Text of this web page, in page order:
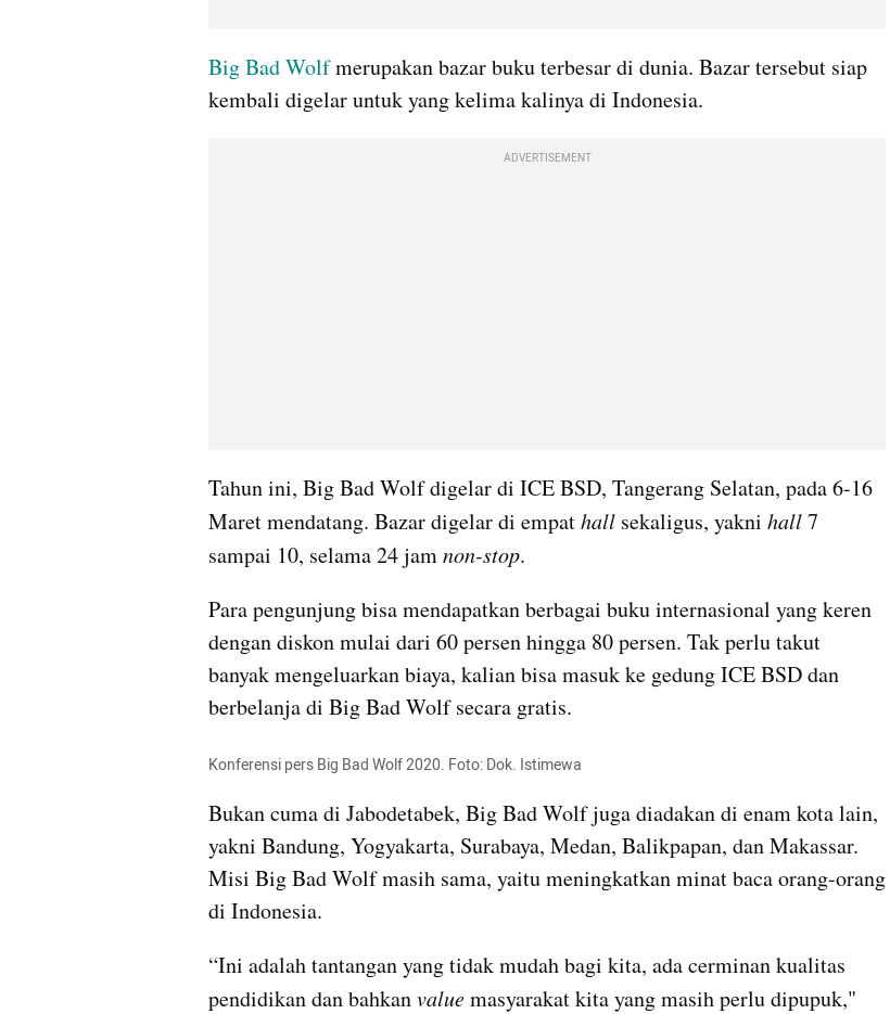
Big Bad Wolf merupakan bazar buku terbesar di dunia. Bazar tersebut siap
kembali digelar untuk yang kelima kalinya di Indonesia.
ADVERTISEMENT
Tahun ini, Big Bad Wolf digelar di ICE BSD, Tangerang Selatan, pada 6-16
Maret mendatang. Bazar digelar di empat hall sekaligus, yakni hall 7
sampai 10, selama 24 jam non-stop.
Para pengunjung bisa mendapatkan berbagai buku internasional yang keren
dengan diskon mulai dari 60 persen hingga 80 persen. Tak perlu takut
banyak mengeluarkan biaya, kalian bisa masuk ke gedung ICE BSD dan
berbelanja di Big Bad Wolf secara gratis.
Konferensi pers Big Bad Wolf 2020. Foto: Dok. Istimewa
Bukan cuma di Jabodetabek, Big Bad Wolf juga diadakan di enam kota lain,
yakni Bandung, Yogyakarta, Surabaya, Medan, Balikpapan, dan Makassar.
Misi Big Bad Wolf masih sama, yaitu meningkatkan minat baca orang-orang
di Indonesia.
“Ini adalah tantangan yang tidak mudah bagi kita, ada cerminan kualitas
pendidikan dan bahkan value masyarakat kita yang masih perlu dipupuk,"